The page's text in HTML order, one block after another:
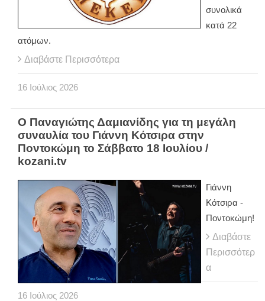
συνολικά
κατά 22
ατόμων.
Διαβάστε Περισσότερα
16 Ιούλιος 2026
Ο Παναγιώτης Δαμιανίδης για τη μεγάλη
συναυλία του Γιάννη Κότσιρα στην
Ποντοκώμη το Σάββατο 18 Ιουλίου /
kozani.tv
Γιάννη
Κότσιρα -
Ποντοκώμη!
Διαβάστε
Περισσότερ
α
16 Ιούλιος 2026